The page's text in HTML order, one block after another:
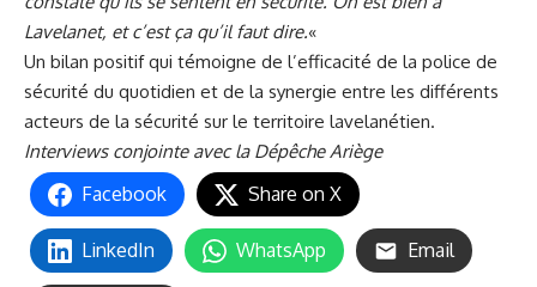
Lavelanet, et c’est ça qu’il faut dire.«
Un bilan positif qui témoigne de l’efficacité de la police de
sécurité du quotidien et de la synergie entre les différents
acteurs de la sécurité sur le territoire lavelanétien.
Interviews conjointe avec la Dépêche Ariège
Facebook Share on X
LinkedIn WhatsApp Email